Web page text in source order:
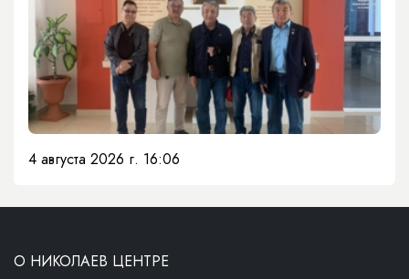
4 августа 2026 г. 16:06
О НИКОЛАЕВ ЦЕНТРЕ